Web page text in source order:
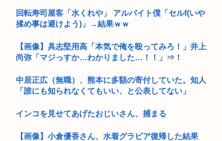
回転寿司屋客「水くれや」 アルバイト僕「セルf(いや
揉め事は避けよう)」→結果ｗｗ
【画像】具志堅用高「本気で俺を殴ってみろ！」井上
尚弥「マジっすか…わかりました…！！」⇒！
中居正広（無職）、熊本に多額の寄付していた。知人
「誰にも知られなくてもいい、と公表してない」
インコを見せてあげたおじいさん、捕まる
【画像】小倉優香さん、水着グラビア復帰した結果